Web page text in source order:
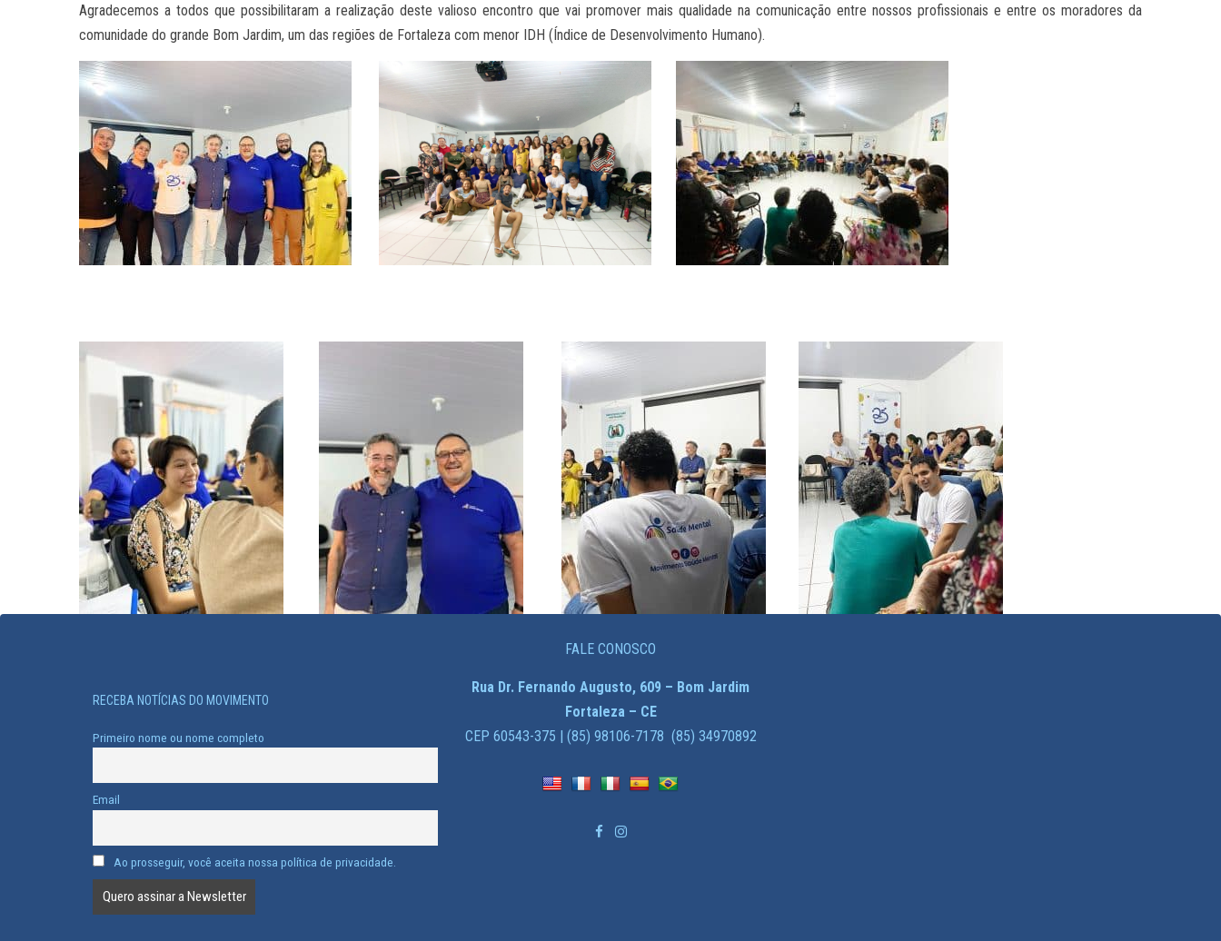
Agradecemos a todos que possibilitaram a realização deste valioso encontro que vai promover mais qualidade na comunicação entre nossos profissionais e entre os moradores da
comunidade do grande Bom Jardim, um das regiões de Fortaleza com menor IDH (Índice de Desenvolvimento Humano).
RECEBA NOTÍCIAS DO MOVIMENTO
Primeiro nome ou nome completo
Email
Ao prosseguir, você aceita nossa política de privacidade.
FALE CONOSCO
Rua Dr. Fernando Augusto, 609 – Bom Jardim
Fortaleza – CE
CEP 60543-375 | (85) 98106-7178 (85) 34970892